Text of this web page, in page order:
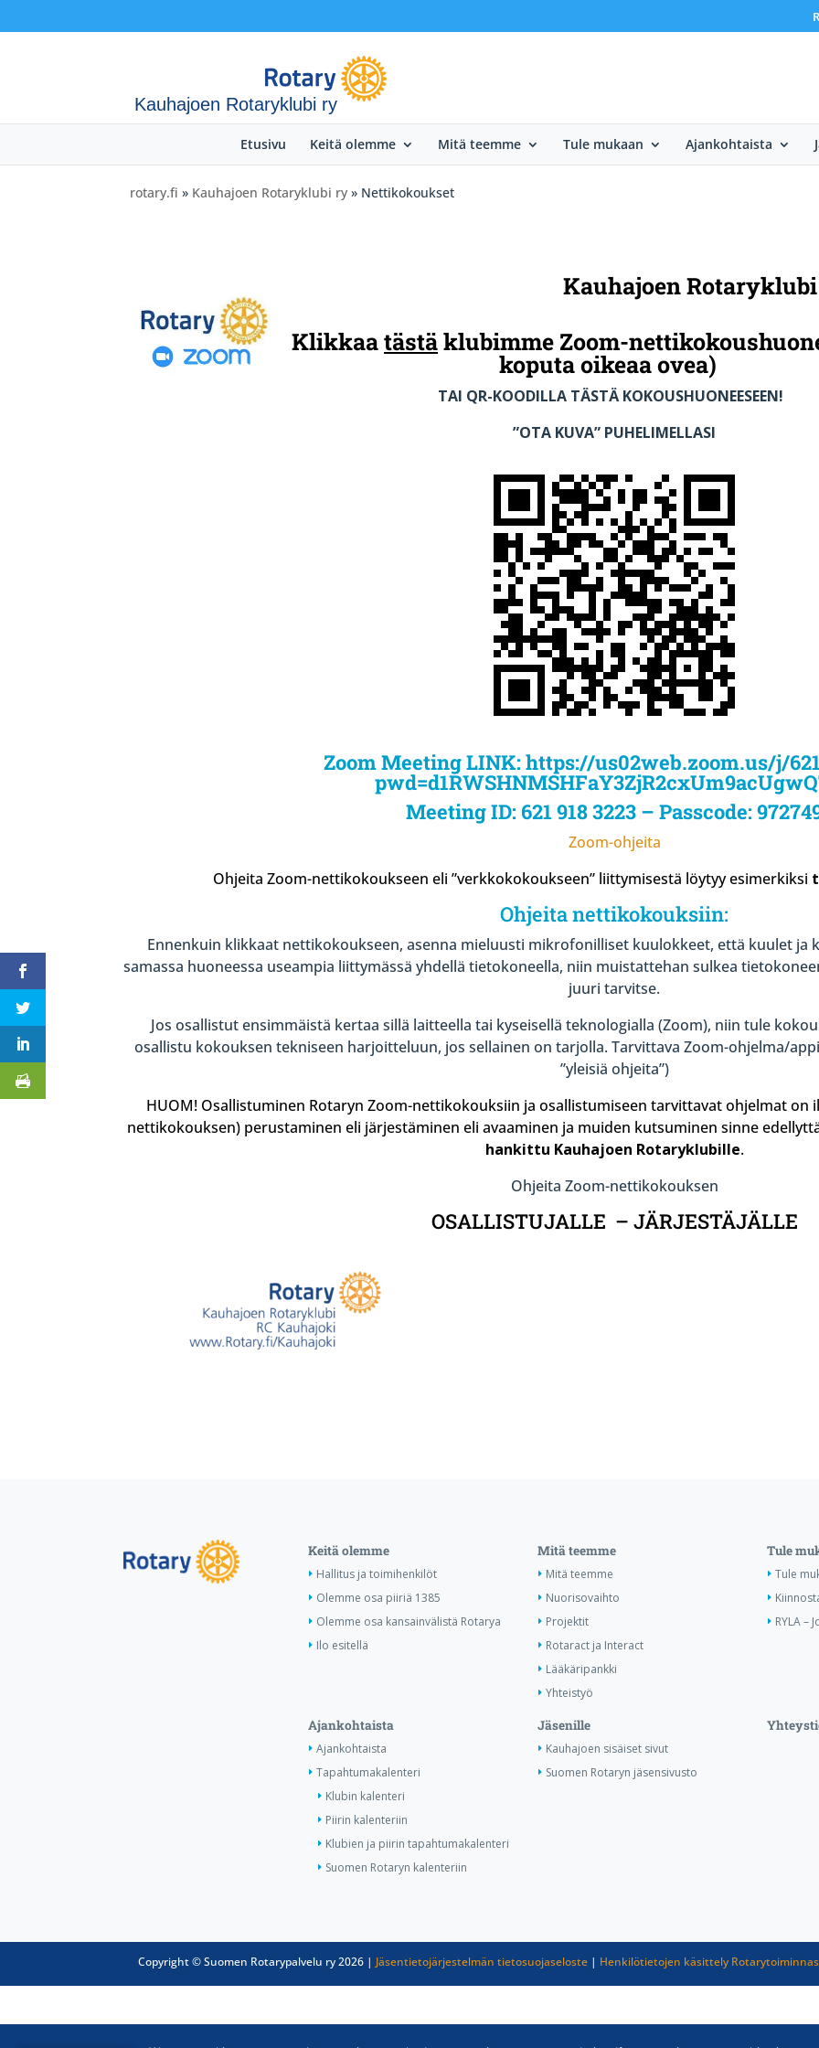
Kauhajoen Rotaryklubi ry
Etusivu Keitä olemme Mitä teemme Tule mukaan Ajankohtaista
rotary.fi » Kauhajoen Rotaryklubi ry » Nettikokoukset
Kauhajoen Rotaryklubi
Klikkaatästäklubimme Zoom-
koputa oikeaa ovea)
TAI QR-KOODILLA TÄSTÄ KOKOUSHUONEESEEN!
”OTA KUVA” PUHELIMELLASI
Zoom Meeting LINK:https://us02web.zoom.us/j/
Meeting ID: 621 918 3223 – Passcode:
Zoom-ohjeita
Ohjeita Zoom-nettikokoukseen eli ”verkkokokoukseen” liittymisestä löytyy esimerkiksi
Ohjeita nettikokouksiin:
Ennenkuin klikkaat nettikokoukseen, asenna mieluusti mikrofonilliset kuulokkeet, että kuulet ja
samassa huoneessa useampia liittymässä yhdellä tietokoneella, niin muistattehan sulkea
juuri tarvitse.
Jos osallistut ensimmäistä kertaa sillä laitteella tai kyseisellä teknologialla (Zoom), niin tule
osallistu kokouksen tekniseen harjoitteluun, jos sellainen on tarjolla. Tarvittava Zoom-ohjelma/
”yleisiä ohjeita”)
HUOM! Osallistuminen Rotaryn Zoom-nettikokouksiin ja osallistumiseen tarvittavat ohjelmat on
nettikokouksen) perustaminen eli järjestäminen eli avaaminen ja muiden kutsuminen sinne
hankittu Kauhajoen Rotaryklubille.
Ohjeita Zoom-nettikokouksen
OSALLISTUJALLE – JÄRJESTÄJÄLLE
Keitä olemme
Hallitus ja toimihenkilöt
Olemme osa piiriä 1385
Olemme osa kansainvälistä Rotarya
Ilo esitellä
Mitä teemme
Mitä teemme
Nuorisovaihto
Projektit
Rotaract ja Interact
Lääkäripankki
Yhteistyö
Tule
Tule
RYLA –
Ajankohtaista
Ajankohtaista
Tapahtumakalenteri
Klubin kalenteri
Piirin kalenteriin
Klubien ja piirin tapahtumakalenteri
Suomen Rotaryn kalenteriin
Jäsenille
Kauhajoen sisäiset sivut
Suomen Rotaryn jäsensivusto
Copyright © Suomen Rotarypalvelu ry 2026 | Jäsentietojärjestelmän tietosuojaseloste | Henkilötietojen käsittely